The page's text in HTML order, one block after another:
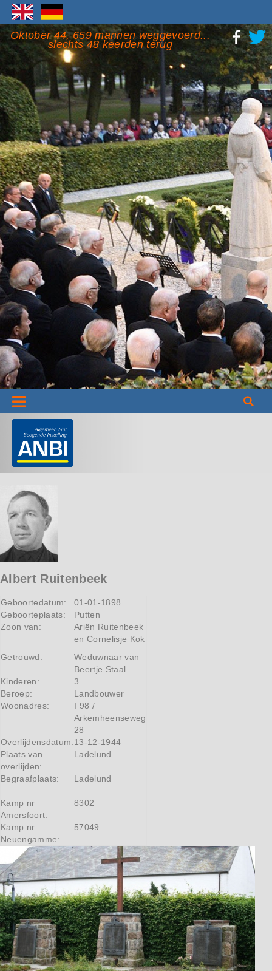
Oktober 44, 659 mannen weggevoerd...
slechts 48 keerden terug
Informatie
Albert Ruitenbeek
Geboortedatum:
01-01-1898
Geboorteplaats:
Putten
Zoon van:
Ariën Ruitenbeek
en Cornelisje Kok
Getrouwd:
Weduwnaar van
Beertje Staal
Kinderen:
3
Beroep:
Landbouwer
Woonadres:
I 98 /
Arkemheenseweg
28
Overlijdensdatum:13-12-1944
Plaats van
overlijden:
Ladelund
Begraafplaats: Ladelund
Kamp nr
Amersfoort:
8302
Kamp nr
Neuengamme:
57049